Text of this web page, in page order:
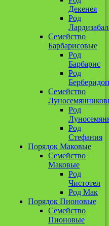
Декенея
Род
Семейство
Барбарисовые
Род
Барбарис
Род
Семейство
Род
Род
Стефания
Порядок Маковые
Семейство
Маковые
Род
Чистотел
Род Мак
Порядок Пионовые
Семейство
Пионовые